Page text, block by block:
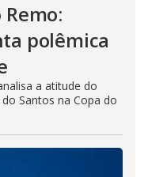
polêmica
a atitude do
Santos na Copa do